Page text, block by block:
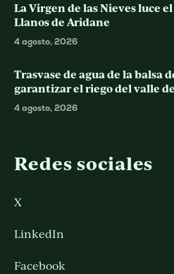
La Virgen de las Nieves luce
Llanos de Aridane
4 agosto, 2026
Trasvase de agua de la balsa
garantizar el riego del valle
4 agosto, 2026
Redes sociales
X
LinkedIn
Facebook